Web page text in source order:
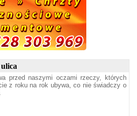
przed naszymi oczami rzeczy, których
z roku na rok ubywa, co nie świadczy o